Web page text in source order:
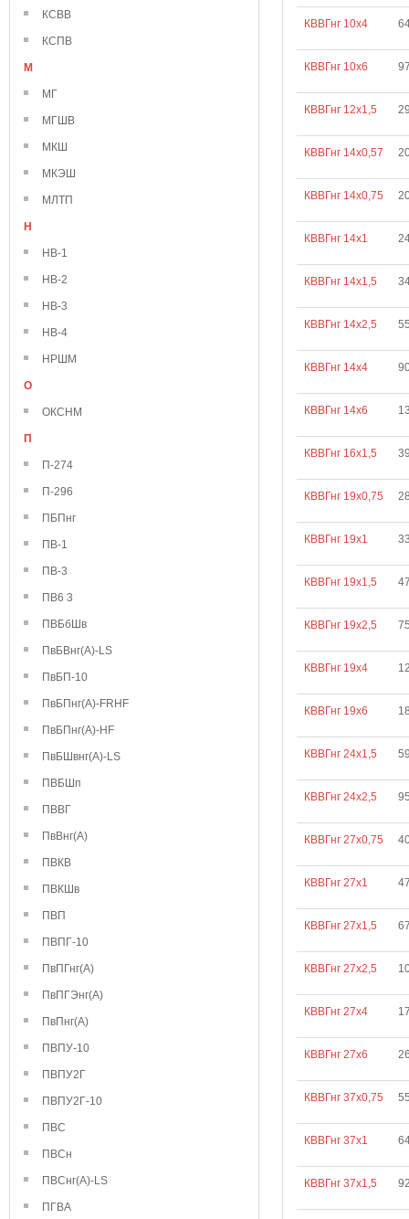
КСВВ
КСПВ
М
МГ
МГШВ
МКШ
МКЭШ
МЛТП
Н
НВ-1
НВ-2
НВ-3
НВ-4
НРШМ
О
ОКСНМ
П
П-274
П-296
ПБПнг
ПВ-1
ПВ-3
ПВ6 3
ПВБбШв
ПвБВнг(А)-LS
ПвБП-10
ПвБПнг(А)-FRHF
ПвБПнг(А)-HF
ПвБШвнг(А)-LS
ПВБШп
ПВВГ
ПвВнг(А)
ПВКВ
ПВКШв
ПВП
ПВПГ-10
ПвПГнг(А)
ПвПГЭнг(А)
ПвПнг(А)
ПВПУ-10
ПВПУ2Г
ПВПУ2Г-10
ПВС
ПВСн
ПВСнг(А)-LS
ПГВА
КВВГнг 10х4
КВВГнг 10х6
КВВГнг 12х1,5
КВВГнг 14х0,57
КВВГнг 14х0,75
КВВГнг 14х1
КВВГнг 14х1,5
КВВГнг 14х2,5
КВВГнг 14х4
КВВГнг 14х6
КВВГнг 16х1,5
КВВГнг 19х0,75
КВВГнг 19х1
КВВГнг 19х1,5
КВВГнг 19х2,5
КВВГнг 19х4
КВВГнг 19х6
КВВГнг 24х1,5
КВВГнг 24х2,5
КВВГнг 27х0,75
КВВГнг 27х1
КВВГнг 27х1,5
КВВГнг 27х2,5
КВВГнг 27х4
КВВГнг 27х6
КВВГнг 37х0,75
КВВГнг 37х1
КВВГнг 37х1,5